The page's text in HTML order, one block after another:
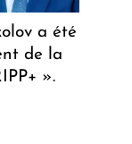
a été
de la
».